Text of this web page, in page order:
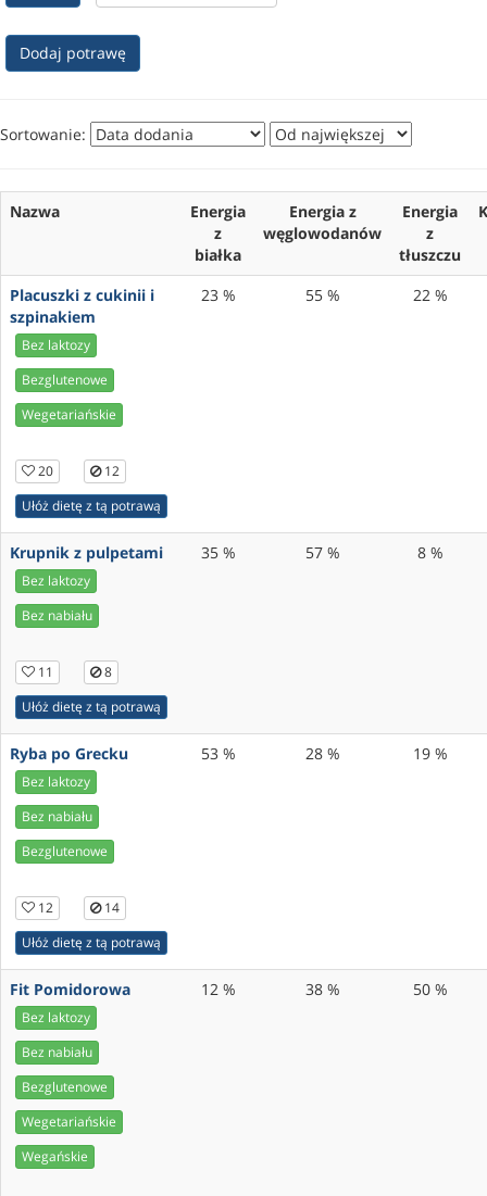
Dodaj potrawę
Sortowanie:
Nazwa
Energia
z
białka
Energia z
węglowodanów
Energia
z
tłuszczu
Placuszki z cukinii i
szpinakiem
Bez laktozy
Bezglutenowe
Wegetariańskie
20
12
Ułóż dietę z tą potrawą
23 % 55 % 22 %
Krupnik z pulpetami
Bez laktozy
Bez nabiału
11
8
Ułóż dietę z tą potrawą
35 % 57 % 8 %
Ryba po Grecku
Bez laktozy
Bez nabiału
Bezglutenowe
12
14
Ułóż dietę z tą potrawą
53 % 28 % 19 %
Fit Pomidorowa
Bez laktozy
Bez nabiału
Bezglutenowe
Wegetariańskie
Wegańskie
12 % 38 % 50 %